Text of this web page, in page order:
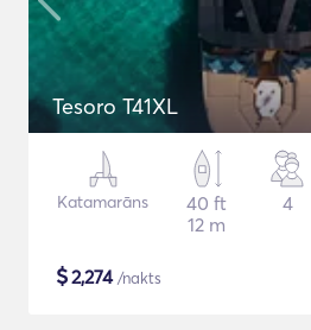
Tesoro T41XL
Katamarāns
40 ft
12 m
4
$2,274/nakts